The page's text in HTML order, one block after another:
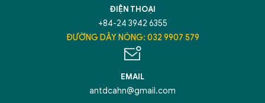
ĐIỆN THOẠI
+84-24 3942 6355
ĐƯỜNG DÂY NÓNG: 032 9907 579
EMAIL
antdcahn@gmail.com